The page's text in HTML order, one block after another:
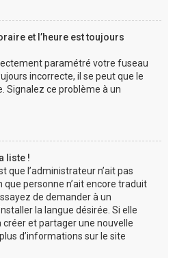
et l’heure est toujours
paramétré votre fuseau
incorrecte, il se peut que le
Signalez ce problème à un
liste !
que l’administrateur n’ait pas
personne n’ait encore traduit
de demander à un
la langue désirée. Si elle
créer et partager une nouvelle
d’informations sur le site